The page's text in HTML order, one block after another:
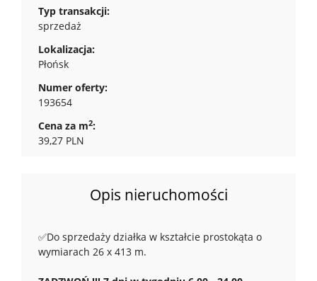
Typ transakcji:
sprzedaż
Lokalizacja:
Płońsk
Numer oferty:
193654
Cena za m2:
39,27 PLN
Opis nieruchomości
✅Do sprzedaży działka w kształcie prostokąta o
wymiarach 26 x 413 m.